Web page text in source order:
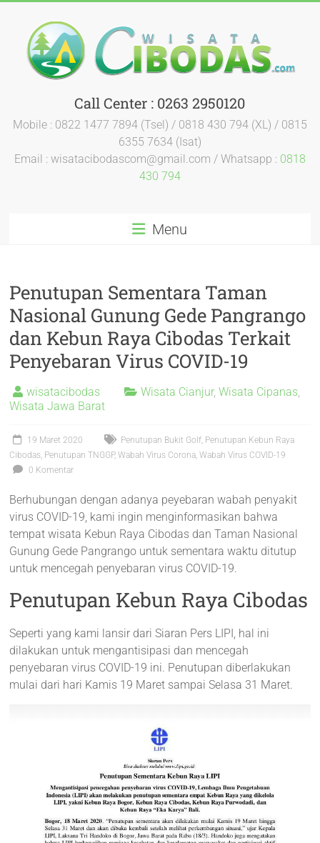
Call Center : 0263 2950120
Mobile : 0822 1477 7894 (Tsel) / 0818 430 794 (XL) / 0815
6355 7634 (Isat)
Email : wisatacibodascom@gmail.com / Whatsapp : 0818
430 794
Menu
Penutupan Sementara Taman
Nasional Gunung Gede Pangrango
dan Kebun Raya Cibodas Terkait
Penyebaran Virus COVID-19
wisatacibodas Wisata Cianjur,Wisata Cipanas,
Wisata Jawa Barat
19 Maret 2020 Penutupan Bukit Golf, Penutupan Kebun Raya
Cibodas, Penutupan TNGGP,Wabah Virus Corona,Wabah Virus COVID-19
0 Komentar
Berhubungan dengan adanya peyebaran wabah penyakit
virus COVID-19, kami ingin menginformasikan bahwa
tempat wisata Kebun Raya Cibodas dan Taman Nasional
Gunung Gede Pangrango untuk sementara waktu ditutup
untuk mencegah penyebaran virus COVID-19.
Penutupan Kebun Raya Cibodas
Seperti yang kami lansir dari Siaran Pers LIPI, hal ini
dilakukan untuk mengantisipasi dan mencegah
penyebaran virus COVID-19 ini. Penutupan diberlakukan
mulai dari hari Kamis 19 Maret sampai Selasa 31 Maret.